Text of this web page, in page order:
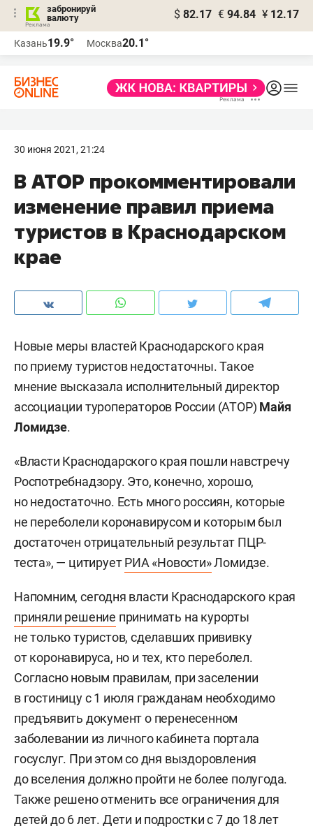
забронируй
валюту
$ 82.17 € 94.84 ¥ 12.17
Казань19.9° Москва20.1°
30 июня 2021, 21:24
В АТОР прокомментировали
изменение правил приема
туристов в Краснодарском
крае
Новые меры властей Краснодарского края
по приему туристов недостаточны. Такое
мнение высказала исполнительный директор
ассоциации туроператоров России (АТОР) Майя
Ломидзе.
«Власти Краснодарского края пошли навстречу
Роспотребнадзору. Это, конечно, хорошо,
но недостаточно. Есть много россиян, которые
не переболели коронавирусом и которым был
достаточен отрицательный результат ПЦР-
теста», — цитируетРИА «Новости»Ломидзе.
Напомним, сегодня власти Краснодарского края
приняли решение принимать на курорты
не только туристов, сделавших прививку
от коронавируса, но и тех, кто переболел.
Согласно новым правилам, при заселении
в гостиницу с 1 июля гражданам необходимо
предъявить документ о перенесенном
заболевании из личного кабинета портала
госуслуг. При этом со дня выздоровления
до вселения должно пройти не более полугода.
Также решено отменить все ограничения для
детей до 6 лет. Дети и подростки с 7 до 18 лет